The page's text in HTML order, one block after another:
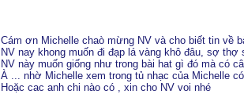
Cám ơn Michelle chaò mừng NV và cho biết tin về
NV nay khong muốn đi đạp lá vàng khô đâu, sợ thợ
NV này muốn giống như trong bài hat gì đó mà có
À ... nhờ Michelle xem trong tủ nhạc của Michelle
Hoặc cac anh chi nào có , xin cho NV voi nhé